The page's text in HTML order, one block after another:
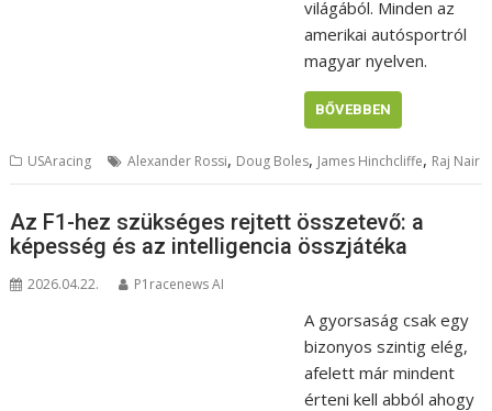
világából. Minden az
amerikai autósportról
magyar nyelven.
BŐVEBBEN
USAracing Alexander Rossi, Doug Boles, James Hinchcliffe, Raj Nair
Az F1-hez szükséges rejtett összetevő: a
képesség és az intelligencia összjátéka
2026.04.22. P1racenews AI
A gyorsaság csak egy
bizonyos szintig elég,
afelett már mindent
érteni kell abból ahogy